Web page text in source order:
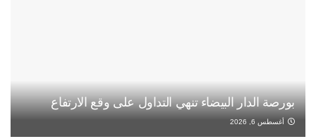
بورصة الدار البيضاء تنهي التداول على وقع الارتفاع
أغسطس 6, 2026